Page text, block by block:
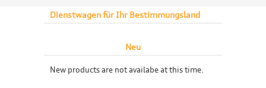
Dienstwagen für Ihr Bestimmungsland
Neu
New products are not availabe at this time.